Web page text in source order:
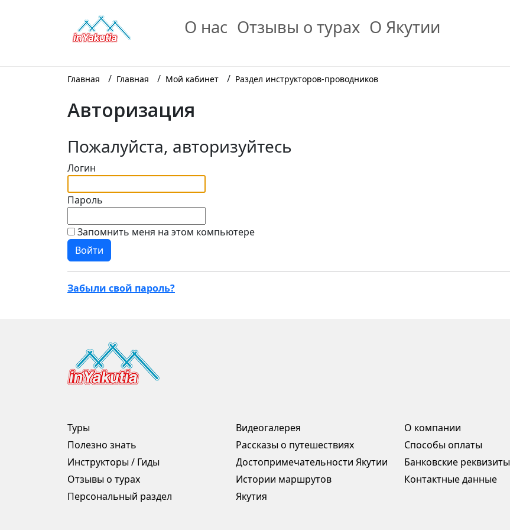
О нас Отзывы о турах О Якутии
Главная / Главная / Мой кабинет / Раздел инструкторов-проводников
Авторизация
Пожалуйста, авторизуйтесь
Логин
Пароль
Запомнить меня на этом компьютере
Забыли свой пароль?
Туры
Полезно знать
Инструкторы / Гиды
Отзывы о турах
Персональный раздел
Видеогалерея
Рассказы о путешествиях
Достопримечательности Якутии
Истории маршрутов
Якутия
О компании
Способы оплаты
Банковские реквизиты
Контактные данные